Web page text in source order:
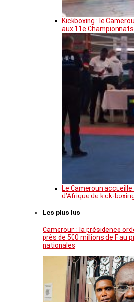
Kickboxing : le
aux 11e
Le Cameroun
d’Afrique de kick-boxing
Les plus lus
Cameroun : la présidence
près de 500 millions de F au
nationales